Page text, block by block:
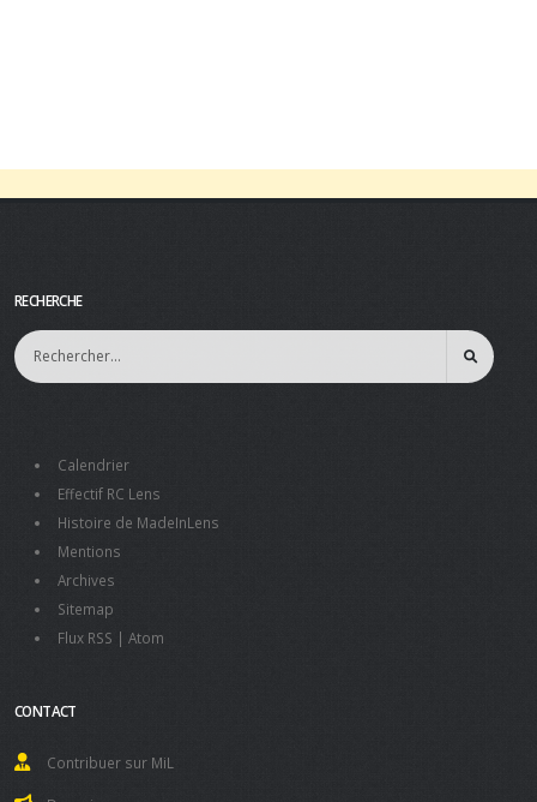
RECHERCHE
Calendrier
Effectif RC Lens
Histoire de MadeInLens
Mentions
Archives
Sitemap
Flux RSS | Atom
CONTACT
Contribuer sur MiL